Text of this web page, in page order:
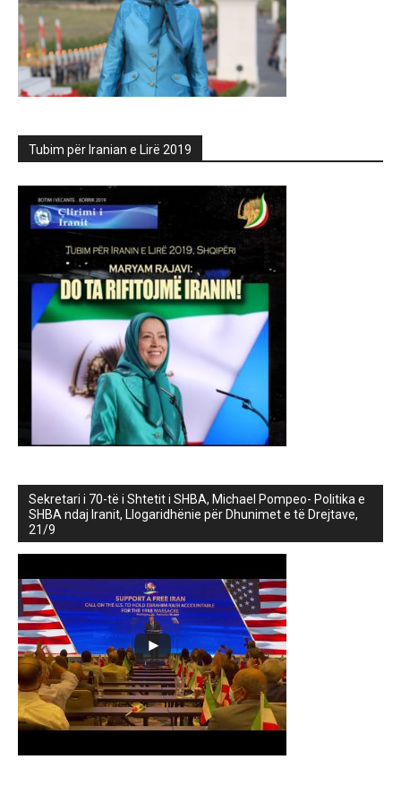
Tubim për Iranian e Lirë 2019
Sekretari i 70-të i Shtetit i SHBA, Michael Pompeo- Politika e
SHBA ndaj Iranit, Llogaridhënie për Dhunimet e të Drejtave,
21/9